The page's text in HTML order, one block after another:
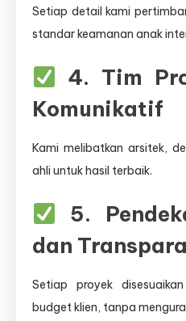
Setiap detail kami
standar keamanan anak
4. Tim
Komunikatif
Kami melibatkan arsitek,
ahli untuk hasil terbaik.
5.
dan
Setiap proyek
budget klien, tanpa